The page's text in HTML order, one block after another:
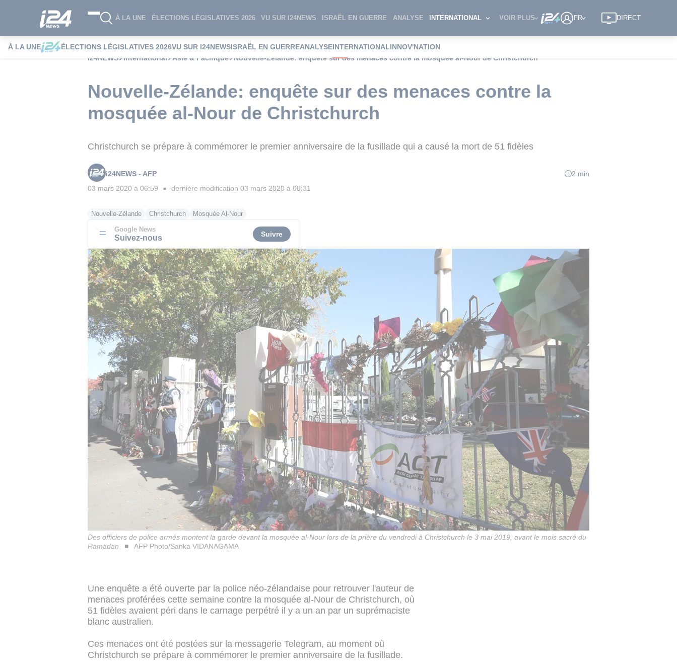
À LA UNE ÉLECTIONS LÉGISLATIVES 2026 VU SUR I24NEWS ISRAËL EN GUERRE ANALYSE INTERNATIONAL VOIR PLUS FR DIRECT
À LA UNE ÉLECTIONS LÉGISLATIVES 2026VU SUR I24NEWSISRAËL EN GUERREANALYSEINTERNATIONALINNOV'NATION
i24NEWS
International Asie & Pacifique Nouvelle-Zélande: enquête sur des menaces contre la mosquée al-Nour de Christchurch
Nouvelle-Zélande: enquête sur des menaces contre la
mosquée al-Nour de Christchurch
Christchurch se prépare à commémorer le premier anniversaire de la fusillade qui a causé la mort de 51 fidèles
i24NEWS - AFP
2 min
03 mars 2020 à 06:59 ■ dernière modification 03 mars 2020 à 08:31
Nouvelle-Zélande Christchurch Mosquée Al-Nour
Google News
Suivez-nous Suivre
Des officiers de police armés montent la garde devant la mosquée al-Nour lors de la prière du vendredi à Christchurch le 3 mai 2019, avant le mois sacré du
Ramadan
AFP Photo/Sanka VIDANAGAMA
Une enquête a été ouverte par la police néo-zélandaise pour retrouver l'auteur de
menaces proférées cette semaine contre la mosquée al-Nour de Christchurch, où
51 fidèles avaient péri dans le carnage perpétré il y a un an par un suprémaciste
blanc australien.
Ces menaces ont été postées sur la messagerie Telegram, au moment où
Christchurch se prépare à commémorer le premier anniversaire de la fusillade.